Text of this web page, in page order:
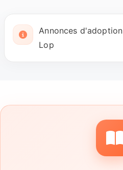
Annonces
Lop